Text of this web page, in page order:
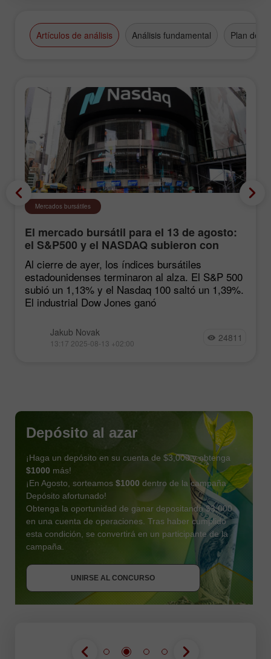
Artículos de análisis Análisis fundamental Plan de
Mercados bursátiles
El mercado bursátil para el 13 de agosto:
el S&P500 y el NASDAQ subieron con
fuerza tras las estadísticas de inflación
Al cierre de ayer, los índices bursátiles
estadounidenses terminaron al alza. El S&P 500
subió un 1,13% y el Nasdaq 100 saltó un 1,39%.
El industrial Dow Jones ganó
Jakub Novak
13:17 2025-08-13 +02:00 24811
Depósito al azar
¡Haga un depósito en su cuenta de $3,000 y obtenga
$1000 más!
¡En Agosto, sorteamos $1000 dentro de la campaña
Depósito afortunado!
Obtenga la oportunidad de ganar depositando $3,000
en una cuenta de operaciones. Tras haber cumplido
esta condición, se convertirá en un participante de la
campaña.
UNIRSE AL CONCURSO
OBTENER BONO